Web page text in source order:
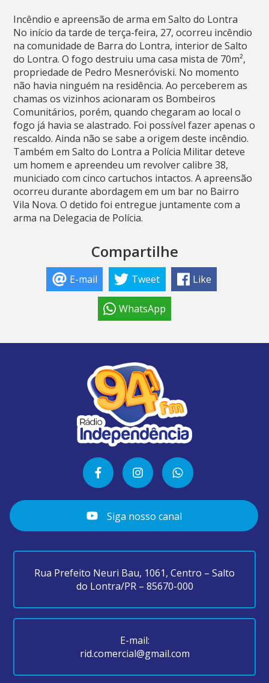
Incêndio e apreensão de arma em Salto do Lontra
No início da tarde de terça-feira, 27, ocorreu incêndio
na comunidade de Barra do Lontra, interior de Salto
do Lontra. O fogo destruiu uma casa mista de 70m²,
propriedade de Pedro Mesneróviski. No momento
não havia ninguém na residência. Ao perceberem as
chamas os vizinhos acionaram os Bombeiros
Comunitários, porém, quando chegaram ao local o
fogo já havia se alastrado. Foi possível fazer apenas o
rescaldo. Ainda não se sabe a origem deste incêndio.
Também em Salto do Lontra a Polícia Militar deteve
um homem e apreendeu um revolver calibre 38,
municiado com cinco cartuchos intactos. A apreensão
ocorreu durante abordagem em um bar no Bairro
Vila Nova. O detido foi entregue juntamente com a
arma na Delegacia de Polícia.
Compartilhe
E-mail Tweet Like
WhatsApp
Siga nosso canal
Rua Prefeito Neuri Bau, 1061, Centro – Salto
do Lontra/PR – 85670-000
E-mail:
rid.comercial@gmail.com